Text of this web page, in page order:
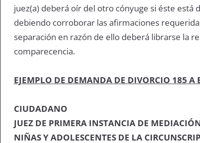
juez(a) deberá oír del otro cónyuge si éste está
debiendo corroborar las afirmaciones
separación en razón de ello deberá librarse la
comparecencia.
EJEMPLO DE DEMANDA DE DIVORCIO 185 A
CIUDADANO
JUEZ DE PRIMERA INSTANCIA DE
NIÑAS Y ADOLESCENTES DE LA